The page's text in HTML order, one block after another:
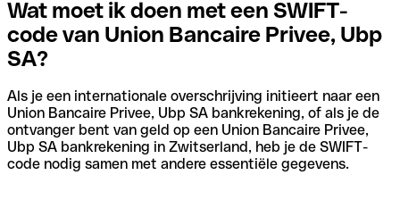
Wat moet ik doen met een SWIFT-
code van Union Bancaire Privee, Ubp
SA?
Als je een internationale overschrijving initieert naar een
Union Bancaire Privee, Ubp SA bankrekening, of als je de
ontvanger bent van geld op een Union Bancaire Privee,
Ubp SA bankrekening in Zwitserland, heb je de SWIFT-
code nodig samen met andere essentiële gegevens.